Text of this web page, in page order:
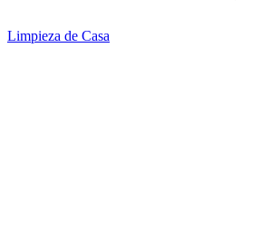
Limpieza de Casa